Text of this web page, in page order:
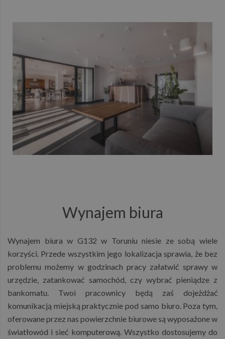
Wynajem biura
Wynajem biura w G132 w Toruniu niesie ze sobą wiele
korzyści. Przede wszystkim jego lokalizacja sprawia, że bez
problemu możemy w godzinach pracy załatwić sprawy w
urzędzie, zatankować samochód, czy wybrać pieniądze z
bankomatu. Twoi pracownicy będą zaś dojeżdżać
komunikacją miejską praktycznie pod samo biuro. Poza tym,
oferowane przez nas powierzchnie biurowe są wyposażone w
światłowód i sieć komputerową. Wszystko dostosujemy do